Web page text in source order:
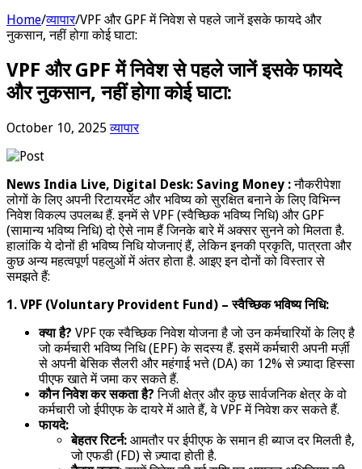
Home/व्यापार/VPF और GPF में निवेश से पहले जानें इसके फायदे और
नुकसान, नहीं होगा कोई घाटा:
VPF और GPF में निवेश से पहले जानें इसके फायदे
और नुकसान, नहीं होगा कोई घाटा:
October 10, 2025 व्यापार
News India Live, Digital Desk: Saving Money :नौकरीपेशा
लोगों के लिए अपनी रिटायरमेंट और भविष्य को सुरक्षित बनाने के लिए विभिन्न
निवेश विकल्प उपलब्ध हैं. इनमें से VPF (स्वैच्छिक भविष्य निधि) और GPF
(सामान्य भविष्य निधि) दो ऐसे नाम हैं जिनके बारे में अक्सर सुनने को मिलता है.
हालांकि ये दोनों ही भविष्य निधि योजनाएं हैं, लेकिन इनकी प्रकृति, पात्रता और
कुछ अन्य महत्वपूर्ण पहलुओं में अंतर होता है. आइए इन दोनों को विस्तार से
समझते हैं:
1. VPF (Voluntary Provident Fund) – स्वैच्छिक भविष्य निधि:
क्या है? VPF एक स्वैच्छिक निवेश योजना है जो उन कर्मचारियों के लिए है
जो कर्मचारी भविष्य निधि (EPF) के सदस्य हैं. इसमें कर्मचारी अपनी मर्ज़ी
से अपनी बेसिक सैलरी और महंगाई भत्ते (DA) का 12% से ज़्यादा हिस्सा
पीएफ खाते में जमा कर सकते हैं.
कौन निवेश कर सकता है? निजी क्षेत्र और कुछ सार्वजनिक क्षेत्र के वो
कर्मचारी जो ईपीएफ के दायरे में आते हैं, वे VPF में निवेश कर सकते हैं.
फायदे:
बेहतर रिटर्न: आमतौर पर ईपीएफ के समान ही ब्याज दर मिलती है,
जो एफडी (FD) से ज़्यादा होती है.